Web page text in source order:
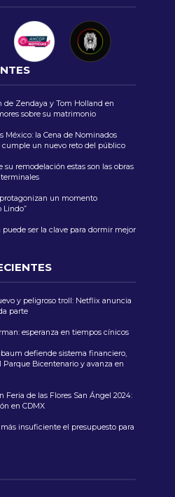
de Zendaya y Tom Holland en
sobre su matrimonio
México: la Cena de Nominados
cumple un nuevo reto del público
su remodelación estas son las obras
un momento
Lindo”
puede ser la clave para dormir mejor
y peligroso troll: Netflix anuncia
parte
esperanza en tiempos cínicos
defiende sistema financiero,
Bicentenario y avanza en
Feria de las Flores San Ángel 2024:
en CDMX
más insuficiente el presupuesto para